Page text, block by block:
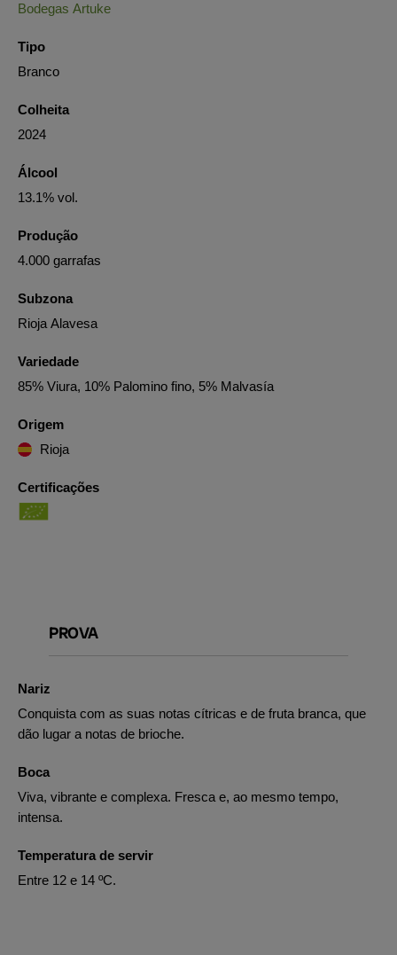
Bodegas Artuke
Tipo
Branco
Colheita
2024
Álcool
13.1% vol.
Produção
4.000 garrafas
Subzona
Rioja Alavesa
Variedade
85% Viura, 10% Palomino fino, 5% Malvasía
Origem
Rioja
Certificações
PROVA
Nariz
Conquista com as suas notas cítricas e de fruta branca, que
dão lugar a notas de brioche.
Boca
Viva, vibrante e complexa. Fresca e, ao mesmo tempo,
intensa.
Temperatura de servir
Entre 12 e 14 ºC.